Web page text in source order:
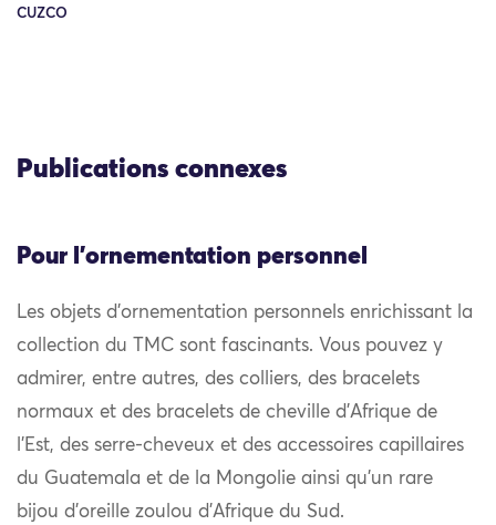
CUZCO
Publications connexes
Pour l'ornementation personnel
Les objets d’ornementation personnels enrichissant la
collection du TMC sont fascinants. Vous pouvez y
admirer, entre autres, des colliers, des bracelets
normaux et des bracelets de cheville d’Afrique de
l’Est, des serre-cheveux et des accessoires capillaires
du Guatemala et de la Mongolie ainsi qu’un rare
bijou d’oreille zoulou d’Afrique du Sud.